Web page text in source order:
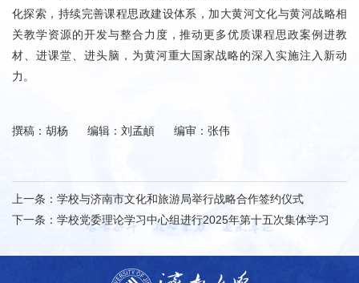
化探索，持续完善课程思政建设体系，加大黄河文化与黄河战略相
关教学资源的开发与整合力度，推动更多优质课程思政案例进教
材、进课堂、进头脑，为黄河重大国家战略的深入实施注入新动
力。
撰稿：胡杨 编辑：刘孟頔 编审：张伟
上一条： 学校与济南市文化和旅游局举行战略合作签约仪式
下一条： 学校党委理论学习中心组进行2025年第十五次集体学习